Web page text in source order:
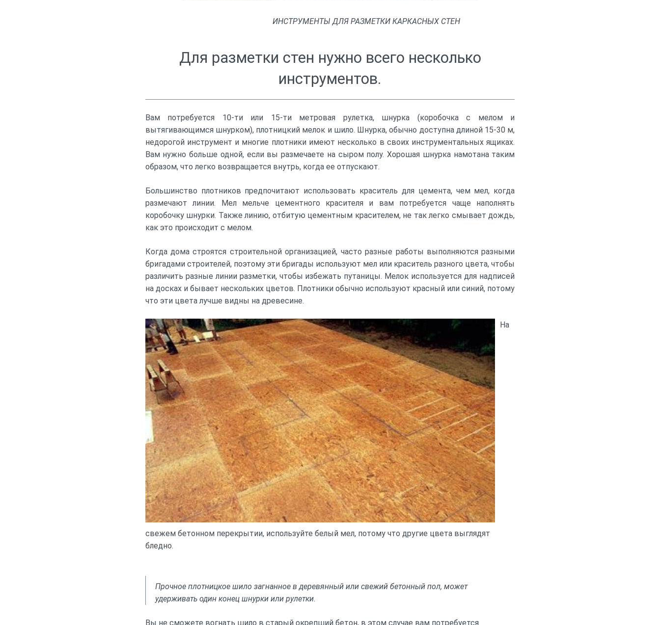
ИНСТРУМЕНТЫ ДЛЯ РАЗМЕТКИ КАРКАСНЫХ СТЕН
Для разметки стен нужно всего несколько
инструментов.
Вам потребуется 10-ти или 15-ти метровая рулетка, шнурка (коробочка с мелом и
вытягивающимся шнурком), плотницкий мелок и шило. Шнурка, обычно доступна длиной 15-30 м,
недорогой инструмент и многие плотники имеют несколько в своих инструментальных ящиках.
Вам нужно больше одной, если вы размечаете на сыром полу. Хорошая шнурка намотана таким
образом, что легко возвращается внутрь, когда ее отпускают.
Большинство плотников предпочитают использовать краситель для цемента, чем мел, когда
размечают линии. Мел мельче цементного красителя и вам потребуется чаще наполнять
коробочку шнурки. Также линию, отбитую цементным красителем, не так легко смывает дождь,
как это происходит с мелом.
Когда дома строятся строительной организацией, часто разные работы выполняются разными
бригадами строителей, поэтому эти бригады используют мел или краситель разного цвета, чтобы
различить разные линии разметки, чтобы избежать путаницы. Мелок используется для надписей
на досках и бывает нескольких цветов. Плотники обычно используют красный или синий, потому
что эти цвета лучше видны на древесине.
На
свежем бетонном перекрытии, используйте белый мел, потому что другие цвета выглядят
бледно.
Прочное плотницкое шило загнанное в деревянный или свежий бетонный пол, может
удерживать один конец шнурки или рулетки.
Вы не сможете вогнать шило в старый окрепший бетон, в этом случае вам потребуется